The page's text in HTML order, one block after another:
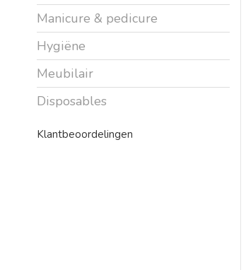
Manicure & pedicure
Hygiëne
Meubilair
Disposables
Klantbeoordelingen